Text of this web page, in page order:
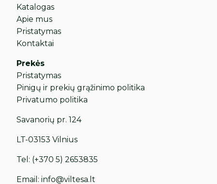
Katalogas
Apie mus
Pristatymas
Kontaktai
Prekės
Pristatymas
Pinigų ir prekių grąžinimo politika
Privatumo politika
Savanorių pr. 124
LT-03153 Vilnius
Tel: (+370 5) 2653835
Email:info@viltesa.lt